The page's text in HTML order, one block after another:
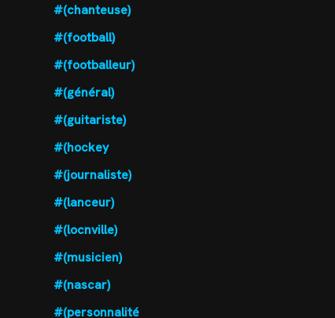
#(chanteuse)
#(football)
#(footballeur)
#(général)
#(guitariste)
#(hockey
#(journaliste)
#(lanceur)
#(locnville)
#(musicien)
#(nascar)
#(personnalité